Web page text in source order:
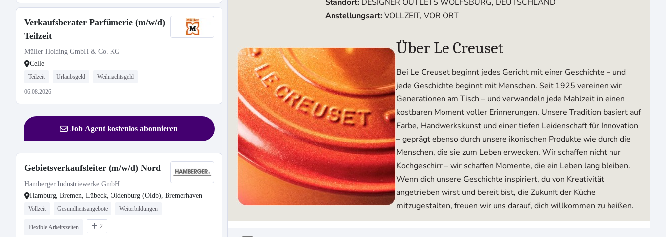
Verkaufsberater Parfümerie (m/w/d)
Teilzeit
Müller Holding GmbH & Co. KG
Celle
Teilzeit Urlaubsgeld Weihnachtsgeld
06.08.2026
Job Agent kostenlos abonnieren
Gebietsverkaufsleiter (m/w/d) Nord
Hamberger Industriewerke GmbH
Hamburg, Bremen, Lübeck, Oldenburg (Oldb), Bremerhaven
Vollzeit Gesundheitsangebote Weiterbildungen
Flexible Arbeitszeiten 2